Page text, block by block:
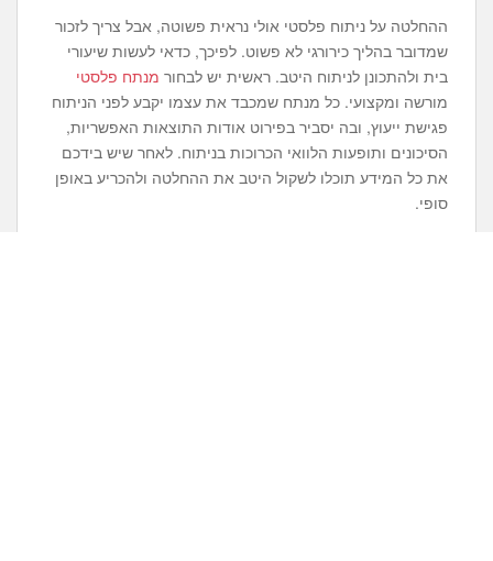
ההחלטה על ניתוח פלסטי אולי נראית פשוטה, אבל צריך לזכור
שמדובר בהליך כירורגי לא פשוט. לפיכך, כדאי לעשות שיעורי
בית ולהתכונן לניתוח היטב. ראשית יש לבחור מנתח פלסטי
מורשה ומקצועי. כל מנתח שמכבד את עצמו יקבע לפני הניתוח
פגישת ייעוץ, ובה יסביר בפירוט אודות התוצאות האפשריות,
הסיכונים ותופעות הלוואי הכרוכות בניתוח. לאחר שיש בידכם
את כל המידע תוכלו לשקול היטב את ההחלטה ולהכריע באופן
סופי.